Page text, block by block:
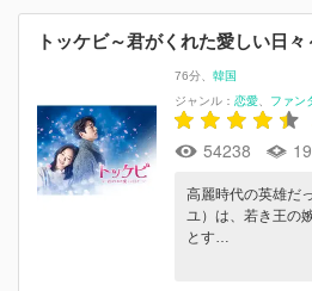
トッケビ～君がくれた愛しい日々
76分
韓国
ジャンル： 恋愛 ファン
54238
高麗時代の英雄だ
ユ）は、若き王の
とす…